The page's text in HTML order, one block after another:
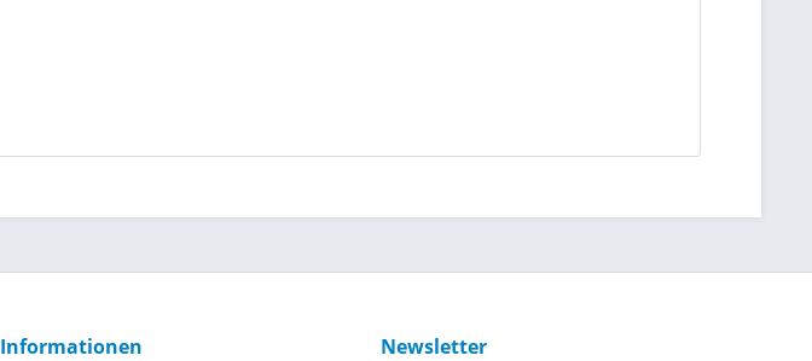
Informationen Newsletter